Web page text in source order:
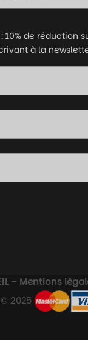
10% de réduction
à la
– Mentions
2025